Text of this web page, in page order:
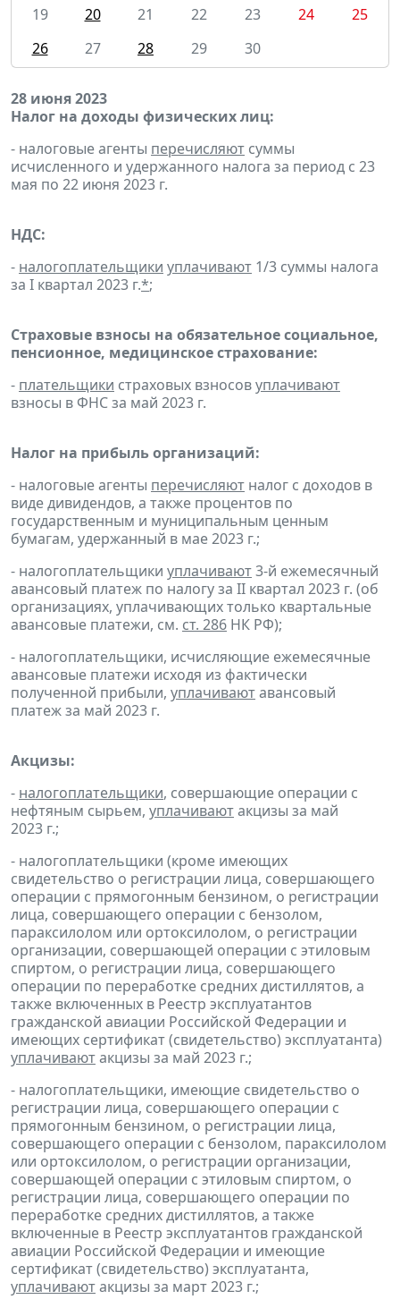
19
20 21 22 23 24
25
26
27 28 29 30
28 июня 2023
Налог на доходы физических лиц:
- налоговые агенты перечисляют суммы
исчисленного и удержанного налога за период с 23
мая по 22 июня 2023 г.
НДС:
- налогоплательщики уплачивают 1/3 суммы налога
за I квартал 2023 г.*;
Страховые взносы на обязательное социальное,
пенсионное, медицинское страхование:
- плательщики страховых взносовуплачивают
взносы в ФНС за май 2023 г.
Налог на прибыль организаций:
- налоговые агенты перечисляют налог с доходов в
виде дивидендов, а также процентов по
государственным и муниципальным ценным
бумагам, удержанный в мае 2023 г.;
- налогоплательщики уплачивают3-й ежемесячный
авансовый платеж по налогу за II квартал 2023 г. (об
организациях, уплачивающих только квартальные
авансовые платежи, см. ст. 286 НК РФ);
- налогоплательщики, исчисляющие ежемесячные
авансовые платежи исходя из фактически
полученной прибыли, уплачиваютавансовый
платеж за май 2023 г.
Акцизы:
- налогоплательщики, совершающие операции с
нефтяным сырьем, уплачиваютакцизы за май
2023 г.;
- налогоплательщики (кроме имеющих
свидетельство о регистрации лица, совершающего
операции с прямогонным бензином, о регистрации
лица, совершающего операции с бензолом,
параксилолом или ортоксилолом, о регистрации
организации, совершающей операции с этиловым
спиртом, о регистрации лица, совершающего
операции по переработке средних дистиллятов, а
также включенных в Реестр эксплуатантов
гражданской авиации Российской Федерации и
имеющих сертификат (свидетельство) эксплуатанта)
уплачиваютакцизы за май 2023 г.;
- налогоплательщики, имеющие свидетельство о
регистрации лица, совершающего операции с
прямогонным бензином, о регистрации лица,
совершающего операции с бензолом, параксилолом
или ортоксилолом, о регистрации организации,
совершающей операции с этиловым спиртом, о
регистрации лица, совершающего операции по
переработке средних дистиллятов, а также
включенные в Реестр эксплуатантов гражданской
авиации Российской Федерации и имеющие
сертификат (свидетельство) эксплуатанта,
уплачиваютакцизы за март 2023 г.;